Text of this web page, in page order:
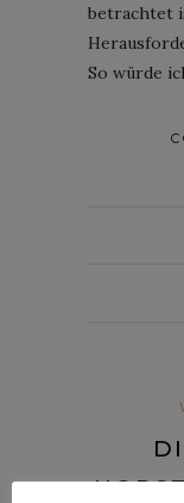
betrachtet
So würde